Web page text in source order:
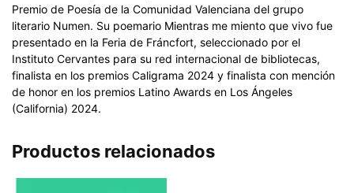
Premio de Poesía de la Comunidad Valenciana del grupo
literario Numen. Su poemario Mientras me miento que vivo fue
presentado en la Feria de Fráncfort, seleccionado por el
Instituto Cervantes para su red internacional de bibliotecas,
finalista en los premios Caligrama 2024 y finalista con mención
de honor en los premios Latino Awards en Los Ángeles
(California) 2024.
Productos relacionados